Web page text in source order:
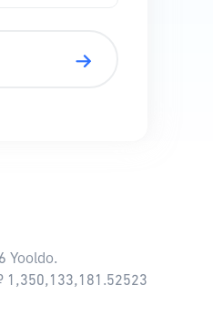
Yooldo.
1,350,133,181.52523